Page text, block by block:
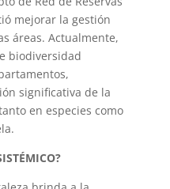
mejorar la gestión
áreas. Actualmente,
biodiversidad
significativa de la
en especies como